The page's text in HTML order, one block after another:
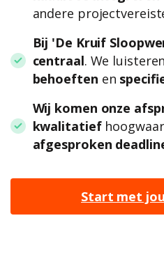
andere
Bij 'De Kruif
centraal. We
behoeften en
Wij komen onze
kwalitatief
afgesproken
Start met